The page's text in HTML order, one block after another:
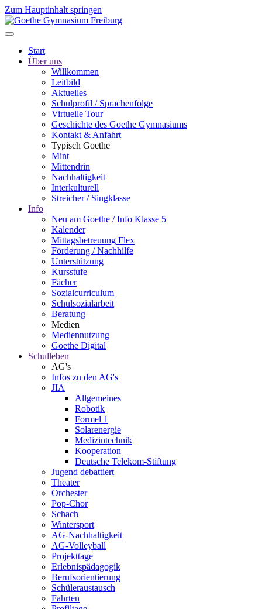
Zum Hauptinhalt springen
Start
Über uns
Willkommen
Leitbild
Aktuelles
Schulprofil / Sprachenfolge
Virtuelle Tour
Geschichte des Goethe Gymnasiums
Kontakt & Anfahrt
Typisch Goethe
Mint
Mittendrin
Nachhaltigkeit
Interkulturell
Streicher / Singklasse
Info
Neu am Goethe / Info Klasse 5
Kalender
Mittagsbetreuung Flex
Förderung / Nachhilfe
Unterstützung
Kursstufe
Fächer
Sozialcurriculum
Schulsozialarbeit
Beratung
Medien
Mediennutzung
Goethe Digital
Schulleben
AG's
Infos zu den AG's
JIA
Allgemeines
Robotik
Formel 1
Solarenergie
Medizintechnik
Kooperation
Deutsche Telekom-Stiftung
Jugend debattiert
Theater
Orchester
Pop-Chor
Schach
Wintersport
AG-Nachhaltigkeit
AG-Volleyball
Projekttage
Erlebnispädagogik
Berufsorientierung
Schüleraustausch
Fahrten